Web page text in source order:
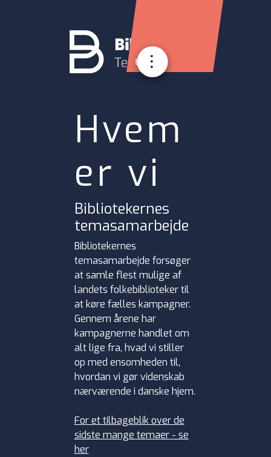
Login
Hvem
er vi
Bibliotekernes
temasamarbejde
Bibliotekernes
temasamarbejde forsøger
at samle flest mulige af
landets folkebiblioteker til
at køre fælles kampagner.
Gennem årene har
kampagnerne handlet om
alt lige fra, hvad vi stiller
op med ensomheden til,
hvordan vi gør videnskab
nærværende i danske hjem.
For et tilbageblik over de
sidste mange temaer - se
her